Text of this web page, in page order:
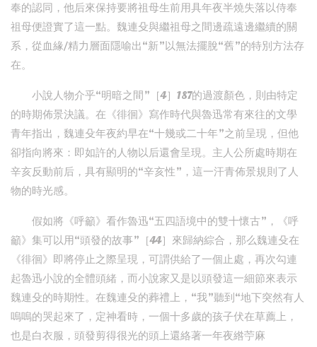
奉的認同，他后來保持要將祖母生前用具年夜半燒失落以侍奉
祖母便證實了這一點。魏連殳與繼祖母之間邊疏遠邊繼續的關
系，從血緣/精力層面隱喻出“新”以無法擺脫“舊”的特別方法存
在。
小說人物介乎“明暗之間”［4］187的過渡顏色，則由特定
的時期佈景決議。在《徘徊》寫作時代與魯迅常有來往的文學
青年指出，魏連殳年夜約早在“十幾或二十年”之前呈現，但他
卻指向將來：即如許的人物以后還會呈現。主人公所處時期在
辛亥反動前后，具有顯明的“辛亥性”，這一汗青佈景規則了人
物的時光感。
假如將《呼籲》看作魯迅“五四語境中的雙十懷古”，《呼
籲》集可以用“頭發的故事”［44］來歸納綜合，那么魏連殳在
《徘徊》即將停止之際呈現，可謂供給了一個止處，再次勾連
起魯迅小說的全體頭緒，而小說家又是以頭發這一細節來表示
魏連殳的時期性。在魏連殳的葬禮上，“我”聽到“地下突然有人
嗚嗚的哭起來了，定神看時，一個十多歲的孩子伏在草薦上，
也是白衣服，頭發剪得很光的頭上還絡著一年夜綹苧麻